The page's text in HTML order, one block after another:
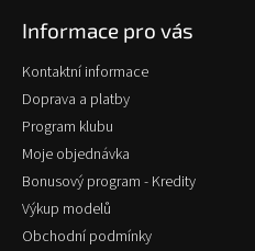
Informace pro vás
Kontaktní informace
Doprava a platby
Program klubu
Moje objednávka
Bonusový program - Kredity
Výkup modelů
Obchodní podmínky